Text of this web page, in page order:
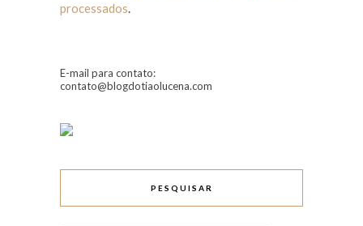
processados.
E-mail para contato:
contato@blogdotiaolucena.com
PESQUISAR